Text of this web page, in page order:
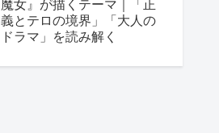
魔女』が描くテーマ｜「正
義とテロの境界」「大人の
ドラマ」を読み解く